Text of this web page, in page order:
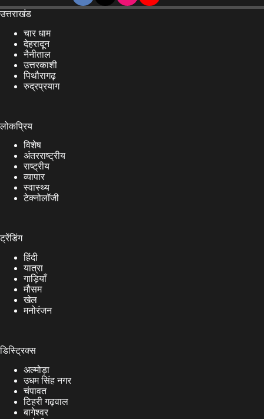
उत्तराखंड
चार धाम
देहरादून
नैनीताल
उत्तरकाशी
पिथौरागढ़
रुद्रप्रयाग
लोकप्रिय
विशेष
अंतरराष्ट्रीय
राष्ट्रीय
व्यापार
स्वास्थ्य
टेक्नोलॉजी
ट्रेंडिंग
हिंदी
यात्रा
गाड़ियाँ
मौसम
खेल
मनोरंजन
डिस्ट्रिक्स
अल्मोड़ा
उधम सिंह नगर
चंपावत
टिहरी गढ़वाल
बागेश्वर